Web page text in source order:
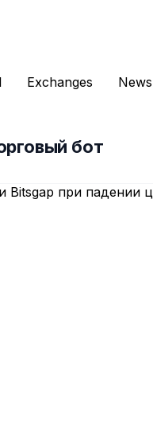
Exchanges News
бот